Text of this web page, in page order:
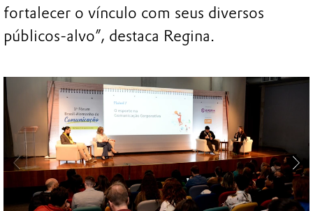
fortalecer o vínculo com seus diversos
públicos-alvo”, destaca Regina.